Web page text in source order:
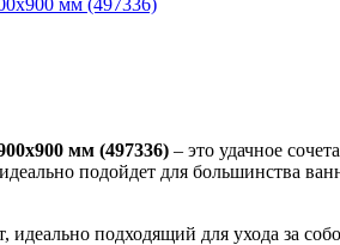
мм (497336) – это удачное
подойдет для большинства
идеально подходящий для ухода за